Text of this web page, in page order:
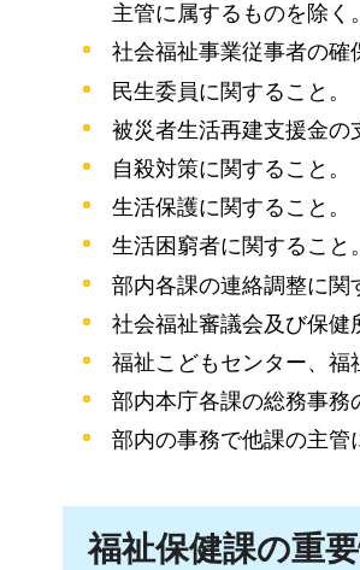
主管に属するものを除く
社会福祉事業従事者の確
民生委員に関すること。
被災者生活再建支援金の
自殺対策に関すること。
生活保護に関すること。
生活困窮者に関すること。
部内各課の連絡調整に関
社会福祉審議会及び保健
福祉こどもセンター、福
部内本庁各課の総務事務
部内の事務で他課の主管
福祉保健課の重